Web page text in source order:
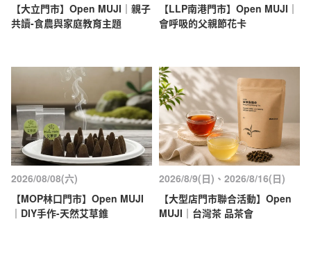
【大立門市】Open MUJI｜親子
共讀-食農與家庭教育主題
【LLP南港門市】Open MUJI｜
會呼吸的父親節花卡
2026/08/08(六)
【MOP林口門市】Open MUJI
｜DIY手作-天然艾草錐
2026/8/9(日)、2026/8/16(日)
【大型店門市聯合活動】Open
MUJI｜台灣茶 品茶會